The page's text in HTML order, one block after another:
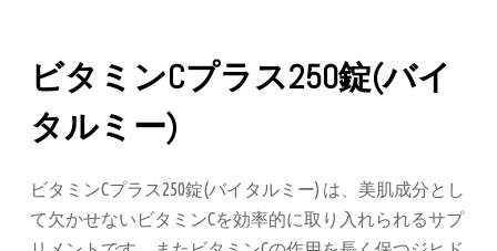
ビタミンCプラス250錠(バイ
タルミー)
ビタミンCプラス250錠(バイタルミー) は、美肌成分とし
て欠かせないビタミンCを効率的に取り入れられるサプ